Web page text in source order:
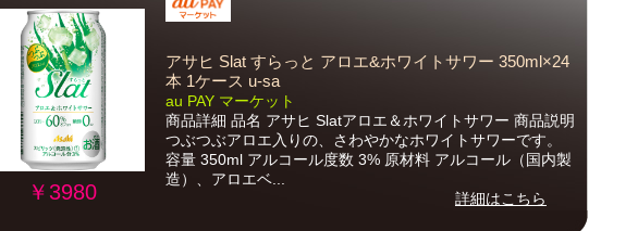
￥3980
アサヒ Slat すらっと アロエ&ホワイトサワー 350ml×24
本 1ケース u-sa
au PAY マーケット
商品詳細 品名 アサヒ Slatアロエ＆ホワイトサワー 商品説明
つぶつぶアロエ入りの、さわやかなホワイトサワーです。
容量 350ml アルコール度数 3% 原材料 アルコール（国内製
造）、アロエベ...
詳細はこちら